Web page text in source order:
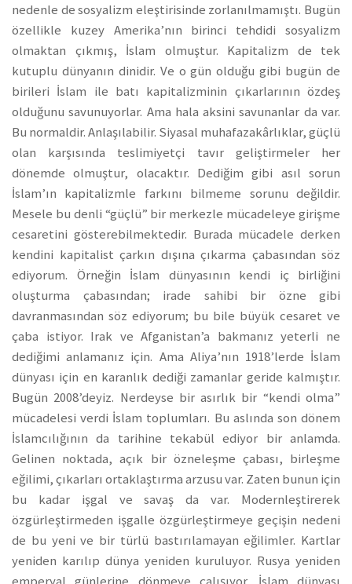
nedenle de sosyalizm eleştirisinde zorlanılmamıştı. Bugün
özellikle kuzey Amerika’nın birinci tehdidi sosyalizm
olmaktan çıkmış, İslam olmuştur. Kapitalizm de tek
kutuplu dünyanın dinidir. Ve o gün olduğu gibi bugün de
birileri İslam ile batı kapitalizminin çıkarlarının özdeş
olduğunu savunuyorlar. Ama hala aksini savunanlar da var.
Bu normaldir. Anlaşılabilir. Siyasal muhafazakârlıklar, güçlü
olan karşısında teslimiyetçi tavır geliştirmeler her
dönemde olmuştur, olacaktır. Dediğim gibi asıl sorun
İslam’ın kapitalizmle farkını bilmeme sorunu değildir.
Mesele bu denli “güçlü” bir merkezle mücadeleye girişme
cesaretini gösterebilmektedir. Burada mücadele derken
kendini kapitalist çarkın dışına çıkarma çabasından söz
ediyorum. Örneğin İslam dünyasının kendi iç birliğini
oluşturma çabasından; irade sahibi bir özne gibi
davranmasından söz ediyorum; bu bile büyük cesaret ve
çaba istiyor. Irak ve Afganistan’a bakmanız yeterli ne
dediğimi anlamanız için. Ama Aliya’nın 1918’lerde İslam
dünyası için en karanlık dediği zamanlar geride kalmıştır.
Bugün 2008’deyiz. Nerdeyse bir asırlık bir “kendi olma”
mücadelesi verdi İslam toplumları. Bu aslında son dönem
İslamcılığının da tarihine tekabül ediyor bir anlamda.
Gelinen noktada, açık bir özneleşme çabası, birleşme
eğilimi, çıkarları ortaklaştırma arzusu var. Zaten bunun için
bu kadar işgal ve savaş da var. Modernleştirerek
özgürleştirmeden işgalle özgürleştirmeye geçişin nedeni
de bu yeni ve bir türlü bastırılamayan eğilimler. Kartlar
yeniden karılıp dünya yeniden kuruluyor. Rusya yeniden